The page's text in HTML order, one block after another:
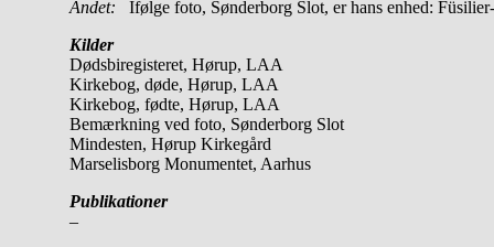
Andet: Ifølge foto, Sønderborg Slot, er hans enhed:
Kilder
Dødsbiregisteret, Hørup, LAA
Kirkebog, døde, Hørup, LAA
Kirkebog, fødte, Hørup, LAA
Bemærkning ved foto, Sønderborg Slot
Mindesten, Hørup Kirkegård
Marselisborg Monumentet, Aarhus
Publikationer
–